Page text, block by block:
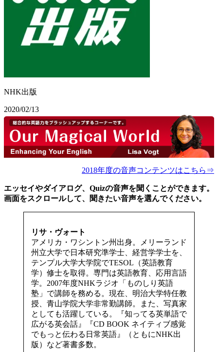
NHK出版
2020/02/13
2018年度の音声コンテンツはこちら⇒
エッセイやダイアログ、Quizの音声を聞くことができます。
画面をスクロールして、聞きたい音声を選んでください。
リサ・ヴォート
アメリカ・ワシントン州出身。メリーランド
州立大学で日本研究準学士、経営学学士を、
テンプル大学大学院でTESOL（英語教育
学）修士を取得。専門は英語教育、応用言語
学。2007年度NHKラジオ「ものしり英語
塾」で講師を務める。現在、明治大学特任教
授、青山学院大学非常勤講師。また、写真家
としても活躍している。『知ってる英単語で
広がる英会話』『CD BOOK ネイティブ感覚
でもっと伝わる日常英語』（ともにNHK出
版）など著書多数。